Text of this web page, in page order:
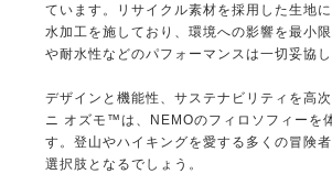
ています。リサイクル素材を採用した生地
水加工を施しており、環境への影響を最小
や耐水性などのパフォーマンスは一切妥協し
デザインと機能性、サステナビリティを高
ニ オズモ™は、NEMOのフィロソフィーを
す。登山やハイキングを愛する多くの冒険
選択肢となるでしょう。